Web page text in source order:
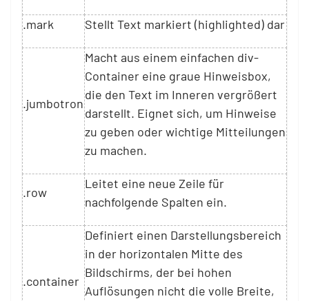
.mark Stellt Text markiert (highlighted) dar
.jumbotron
Macht aus einem einfachen div-
Container eine graue Hinweisbox,
die den Text im Inneren vergrößert
darstellt. Eignet sich, um Hinweise
zu geben oder wichtige Mitteilungen
zu machen.
.row
Leitet eine neue Zeile für
nachfolgende Spalten ein.
.container
Definiert einen Darstellungsbereich
in der horizontalen Mitte des
Bildschirms, der bei hohen
Auflösungen nicht die volle Breite,